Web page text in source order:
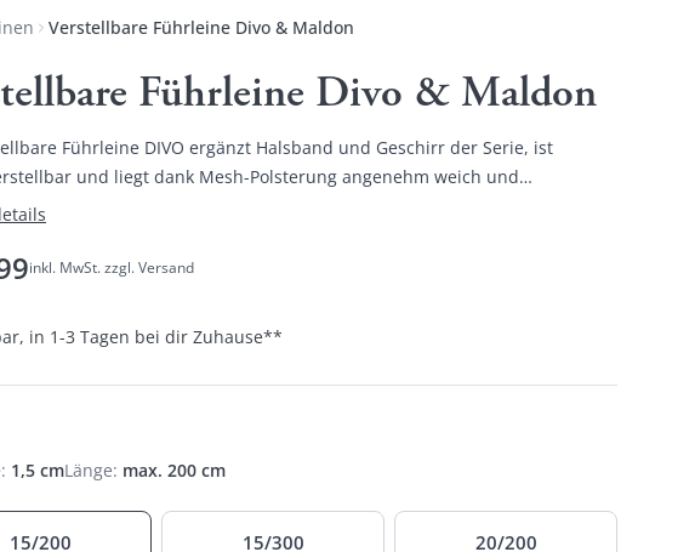
Verstellbare Führleine Divo & Maldon
Führleine Divo & Maldon
Führleine DIVO ergänzt Halsband und Geschirr der Serie, ist
und liegt dank Mesh-Polsterung angenehm weich und
Hand.
inkl. MwSt. zzgl. Versand
in 1-3 Tagen bei dir Zuhause**
: 1,5 cmLänge: max. 200 cm
15/200 15/300 20/200